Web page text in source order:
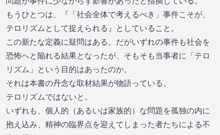
もうひとつは、『「社会全体で考えるべき」事件こそが、
テロリズムとして捉えられる』としていること。
この新たな定義に疑問はある。だがいずれの事件も社会を
恐怖へと陥れる結果となったが、そもそも当事者に「テロ
リズム」という目的はあったのか。
それは本書の丹念な取材結果が物語っている。
テロリズムではないと。
いずれも、個人的（あるいは家族的）な問題を孤独の内に
抱え込み、精神の臨界点を迎えてしまった者たちによる不